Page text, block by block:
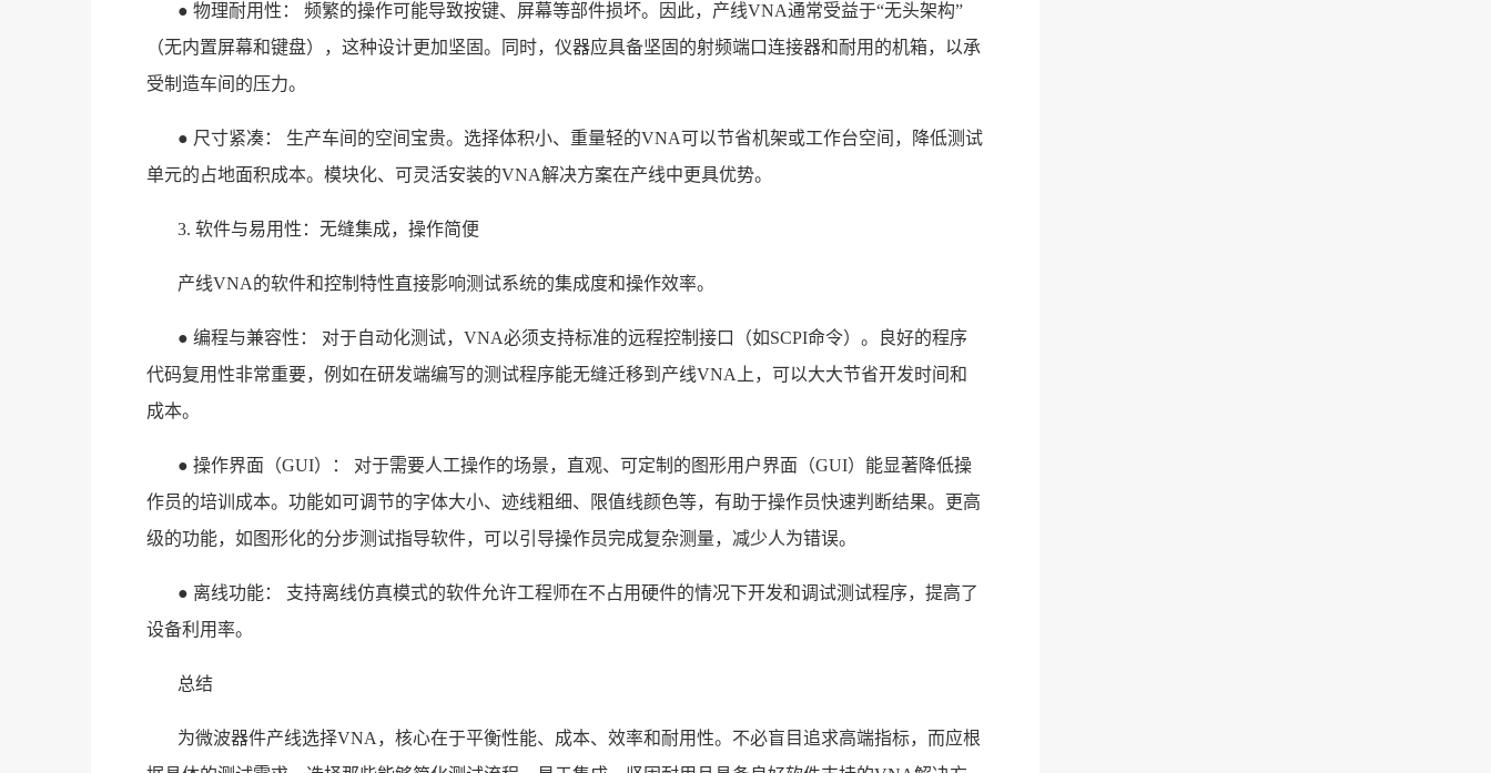
● 物理耐用性： 频繁的操作可能导致按键、屏幕等部件损坏。因此，产线VNA通常受益于“无头架构”
（无内置屏幕和键盘），这种设计更加坚固。同时，仪器应具备坚固的射频端口连接器和耐用的机箱，以承
受制造车间的压力。
● 尺寸紧凑： 生产车间的空间宝贵。选择体积小、重量轻的VNA可以节省机架或工作台空间，降低测试
单元的占地面积成本。模块化、可灵活安装的VNA解决方案在产线中更具优势。
3. 软件与易用性：无缝集成，操作简便
产线VNA的软件和控制特性直接影响测试系统的集成度和操作效率。
● 编程与兼容性： 对于自动化测试，VNA必须支持标准的远程控制接口（如SCPI命令）。良好的程序
代码复用性非常重要，例如在研发端编写的测试程序能无缝迁移到产线VNA上，可以大大节省开发时间和
成本。
● 操作界面（GUI）： 对于需要人工操作的场景，直观、可定制的图形用户界面（GUI）能显著降低操
作员的培训成本。功能如可调节的字体大小、迹线粗细、限值线颜色等，有助于操作员快速判断结果。更高
级的功能，如图形化的分步测试指导软件，可以引导操作员完成复杂测量，减少人为错误。
● 离线功能： 支持离线仿真模式的软件允许工程师在不占用硬件的情况下开发和调试测试程序，提高了
设备利用率。
总结
为微波器件产线选择VNA，核心在于平衡性能、成本、效率和耐用性。不必盲目追求高端指标，而应根